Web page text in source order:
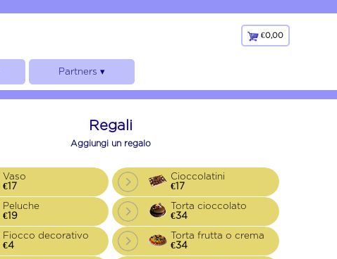
€0,00
€0,00
Partners ▾
Fioreria a Taranto
Fioreria a Prato
Fioreria a Marchirolo
Fioreria a Porto Cesareo
Regali
Aggiungi un regalo
Vaso
€17
Peluche
€19
Fiocco decorativo
€4
Cioccolatini
€17
Torta cioccolato
€34
Torta frutta o crema
€34